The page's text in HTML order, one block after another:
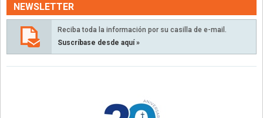
NEWSLETTER
Reciba toda la información por su casilla de e-mail.
Suscríbase desde aquí »